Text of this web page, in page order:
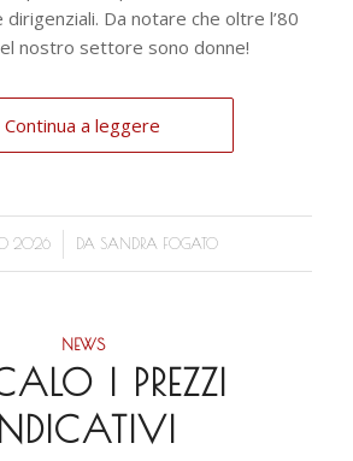
Da notare che oltre l’80
nostro settore sono donne!
Continua a leggere
2026 DA SANDRA FOGATO
NEWS
I PREZZI
INDICATIVI